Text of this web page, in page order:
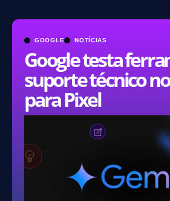
GOOGLE NOTÍCIAS
Google testa
suporte técnico
para Pixel